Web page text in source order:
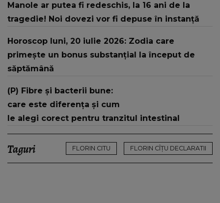
Manole ar putea fi redeschis, la 16 ani de la
tragedie! Noi dovezi vor fi depuse în instanță
Horoscop luni, 20 iulie 2026: Zodia care
primește un bonus substanțial la început de
săptămână
(P) Fibre și bacterii bune:
care este diferența și cum
le alegi corect pentru tranzitul intestinal
Taguri FLORIN CITU FLORIN CÎȚU DECLARATII